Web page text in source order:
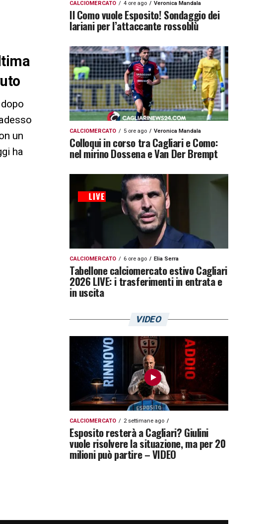
un
ha
CALCIOMERCATO 4 ore ago Veronica Mandala
Il Como vuole Esposito! Sondaggio dei
lariani per l’attaccante rossoblù
CALCIOMERCATO 5 ore ago Veronica Mandala
Colloqui in corso tra Cagliari e Como:
nel mirino Dossena e Van Der Brempt
CALCIOMERCATO 6 ore ago Elia Serra
Tabellone calciomercato estivo Cagliari
2026 LIVE: i trasferimenti in entrata e
in uscita
VIDEO
CALCIOMERCATO 2 settimane ago
Esposito resterà a Cagliari? Giulini
vuole risolvere la situazione, ma per 20
milioni può partire – VIDEO